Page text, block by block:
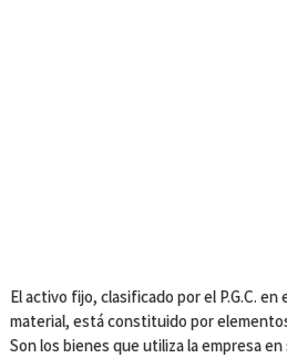
El activo fijo, clasificado por el P.G.C.
material, está constituido por
Son los bienes que utiliza la empresa